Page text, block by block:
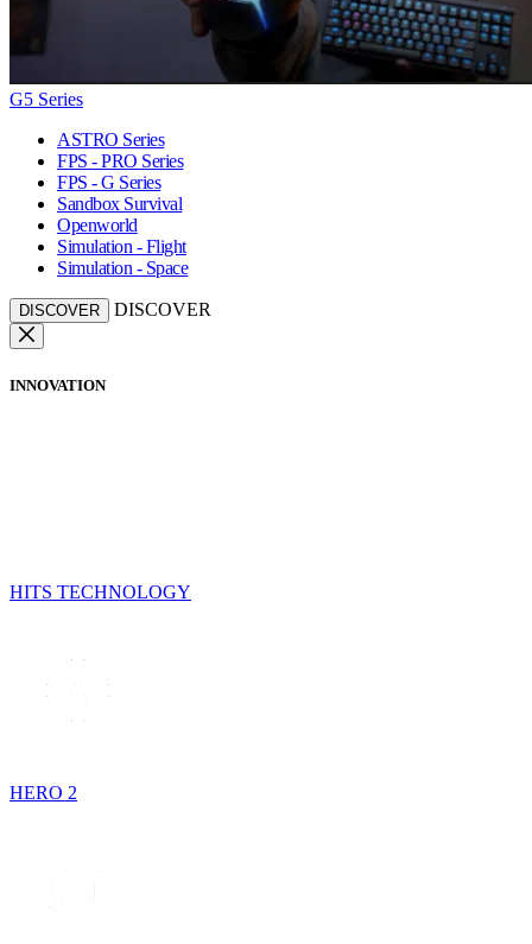
G5 Series
ASTRO Series
FPS - PRO Series
FPS - G Series
Sandbox Survival
Openworld
Simulation - Flight
Simulation - Space
DISCOVER DISCOVER
INNOVATION
HITS TECHNOLOGY
HERO 2